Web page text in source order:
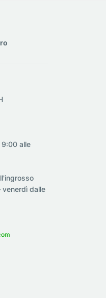
9:00 alle
dalle